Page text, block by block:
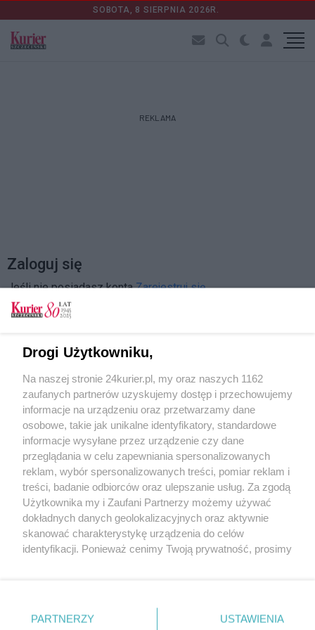
SOBOTA, 8 SIERPNIA 2026R.
REKLAMA
Zaloguj się
Jeśli nie posiadasz kontaZarejestruj się
Zapamiętać?
Zaloguj
Zapomniałem hasła
Copyright © 2022 Kurier Szczeciński sp. z o.o.
Drogi Użytkowniku,
Na naszej stronie 24kurier.pl, my oraz naszych 1162
zaufanych partnerów uzyskujemy dostęp i przechowujemy
informacje na urządzeniu oraz przetwarzamy dane
osobowe, takie jak unikalne identyfikatory, standardowe
informacje wysyłane przez urządzenie czy dane
przeglądania w celu zapewniania spersonalizowanych
reklam, wybór spersonalizowanych treści, pomiar reklam i
treści, badanie odbiorców oraz ulepszanie usług. Za zgodą
Użytkownika my i Zaufani Partnerzy możemy używać
dokładnych danych geolokalizacyjnych oraz aktywnie
skanować charakterystykę urządzenia do celów
identyfikacji. Ponieważ cenimy Twoją prywatność, prosimy
prywatności znajdujący się w lewym dolnym rogu strony
. Niektóre rodzaje przetwarzania danych nie wymagają
PARTNERZY USTAWIENIA